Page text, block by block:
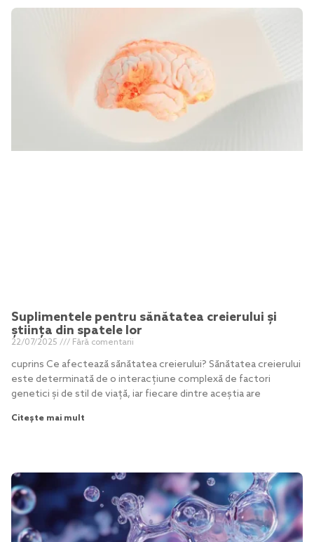
Suplimentele pentru sănătatea creierului și
știința din spatele lor
22/07/2025 Fără comentarii
cuprins Ce afectează sănătatea creierului? Sănătatea creierului
este determinată de o interacțiune complexă de factori
genetici și de stil de viață, iar fiecare dintre aceștia are
Citește mai mult